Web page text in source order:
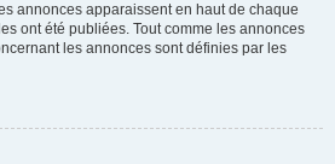
annonces apparaissent en haut de chaque
ont été publiées. Tout comme les annonces
les annonces sont définies par les